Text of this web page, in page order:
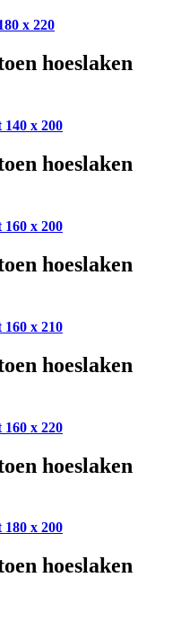
x 220
hoeslaken
x 200
hoeslaken
x 200
hoeslaken
x 210
hoeslaken
x 220
hoeslaken
x 200
hoeslaken